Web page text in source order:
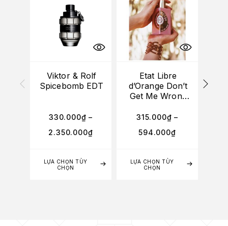
LỰA CHỌN TÙY
CHỌN
Viktor & Rolf
Spicebomb EDT
330.000₫ –
2.350.000₫
LỰA CHỌN TÙY
CHỌN
Etat Libre
d’Orange Don’t
Get Me Wrong
EDP
315.000₫ –
594.000₫